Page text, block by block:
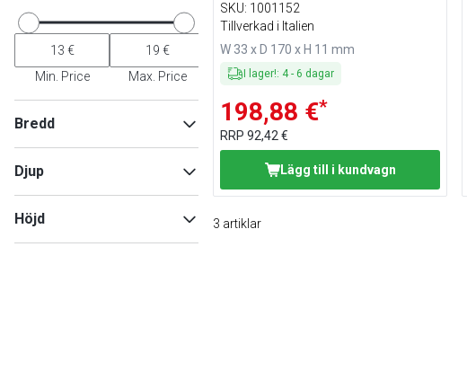
Min. Price Max. Price
Bredd
Djup
Höjd
SKU: 1001152
Tillverkad i Italien
W 33 x D 170 x H 11 mm
I lager!: 4- 6 dagar
198,88 €*
RRP 92,42 €
Lägg till i kundvagn
3 artiklar